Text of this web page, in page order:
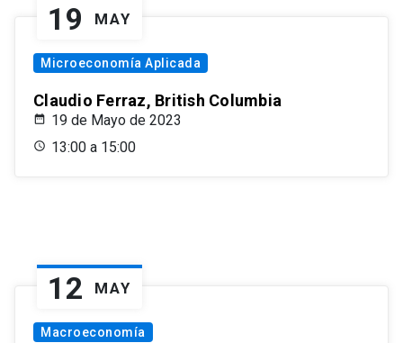
19 MAY
Microeconomía Aplicada
Claudio Ferraz, British Columbia
19 de Mayo de 2023
13:00 a 15:00
12 MAY
Macroeconomía